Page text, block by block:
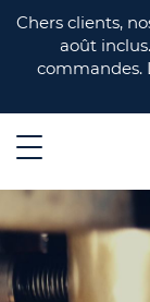
Chers clients,
août
commandes.